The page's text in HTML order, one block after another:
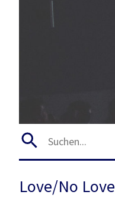
Love/No Love